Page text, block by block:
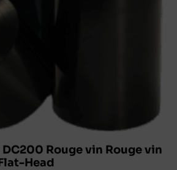
Rouge vin Rouge vin
Head